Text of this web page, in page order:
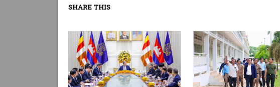
SHARE THIS